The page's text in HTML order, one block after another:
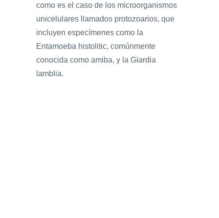
como es el caso de los microorganismos
unicelulares llamados protozoarios, que
incluyen especímenes como la
Entamoeba histolitic, comúnmente
conocida como amiba, y la Giardia
lamblia.